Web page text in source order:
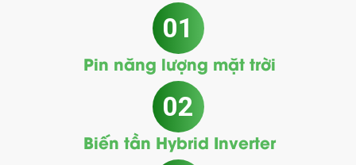
01
Pin năng lượng mặt trời
02
Biến tần Hybrid Inverter